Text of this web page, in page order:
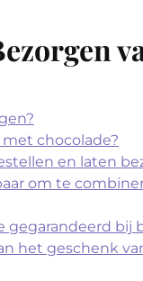
chocolade?
en laten
om te
gegarandeerd bij
het geschenk